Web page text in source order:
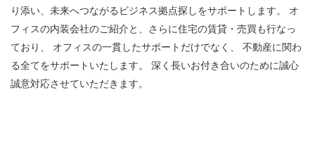
り添い、未来へつながるビジネス拠点探しをサポートします。 オ
フィスの内装会社のご紹介と、さらに住宅の賃貸・売買も行なっ
ており、 オフィスの一貫したサポートだけでなく、 不動産に関わ
る全てをサポートいたします。 深く長いお付き合いのために誠心
誠意対応させていただきます。